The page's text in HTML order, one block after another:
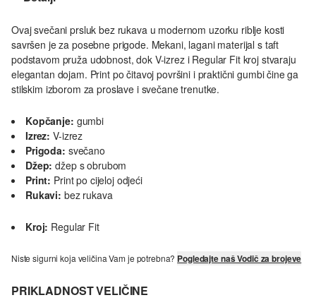
Ovaj svečani prsluk bez rukava u modernom uzorku riblje kosti
savršen je za posebne prigode. Mekani, lagani materijal s taft
podstavom pruža udobnost, dok V-izrez i Regular Fit kroj stvaraju
elegantan dojam. Print po čitavoj površini i praktični gumbi čine ga
stilskim izborom za proslave i svečane trenutke.
Kopčanje: gumbi
Izrez: V-izrez
Prigoda: svečano
Džep: džep s obrubom
Print: Print po cijeloj odjeći
Rukavi: bez rukava
Kroj: Regular Fit
Niste sigurni koja veličina Vam je potrebna? Pogledajte naš Vodič za brojeve
PRIKLADNOST VELIČINE